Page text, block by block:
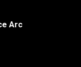
Arc